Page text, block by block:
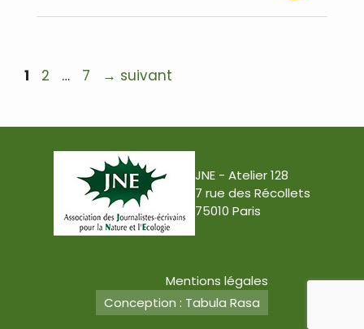
Navigation
Page
1 Page
2 … Page
7 → suivant
JNE - Atelier 128
7 rue des Récollets
75010 Paris
Mentions légales
Conception : Tabula Rasa